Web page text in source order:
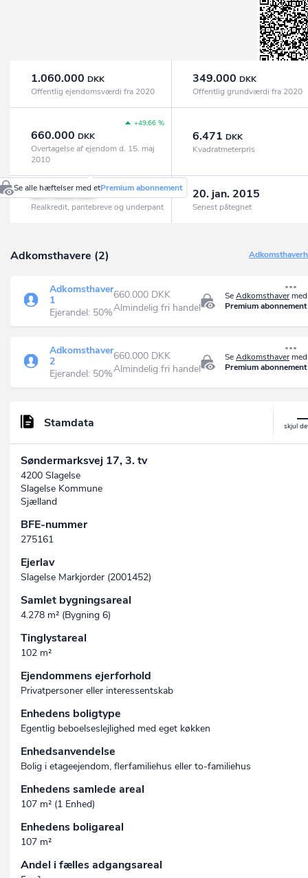
1.060.000 DKK
Offentlig ejendomsværdi fra 2020
349.000 DKK
Offentlig grundværdi fra 2020
+49,66 %
660.000 DKK
Overtagelse af ejendom d. 15. maj
2010
6.471 DKK
Kvadratmeterpris
807.000
Se alle hæftelser med etPremium abonnement
Realkredit, pantebreve og underpant
20. jan. 2015
Senest påtegnet
Adkomsthavere (2)
SeAdkomsthaver
Premium abonnement
Adkomsthaver
1
Ejerandel: 50%
660.000 DKK
Almindelig fri handel
SeAdkomsthaver
Premium abonnement
Adkomsthaver
2
Ejerandel: 50%
660.000 DKK
Almindelig fri handel
Stamdata
Søndermarksvej 17, 3. tv
4200 Slagelse
Slagelse Kommune
Sjælland
BFE-nummer
275161
Ejerlav
Slagelse Markjorder (2001452)
Samlet bygningsareal
4.278 m² (Bygning 6)
Tinglystareal
102 m²
Ejendommens ejerforhold
Privatpersoner eller interessentskab
Enhedens boligtype
Egentlig beboelseslejlighed med eget køkken
Enhedsanvendelse
Bolig i etageejendom, flerfamiliehus eller to-familiehus
Enhedens samlede areal
107 m² (1 Enhed)
Enhedens boligareal
107 m²
Andel i fælles adgangsareal